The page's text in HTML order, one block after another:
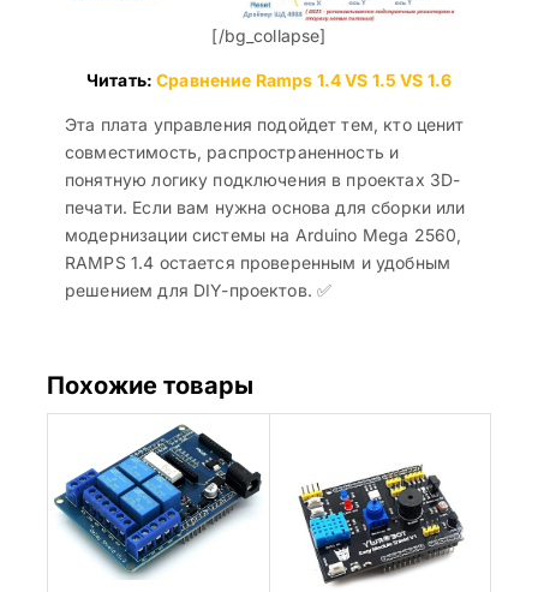
[/bg_collapse]
Читать:Сравнение Ramps 1.4 VS 1.5 VS 1.6
Эта плата управления подойдет тем, кто ценит
совместимость, распространенность и
понятную логику подключения в проектах 3D-
печати. Если вам нужна основа для сборки или
модернизации системы на Arduino Mega 2560,
RAMPS 1.4 остается проверенным и удобным
решением для DIY-проектов. ✅
Похожие товары